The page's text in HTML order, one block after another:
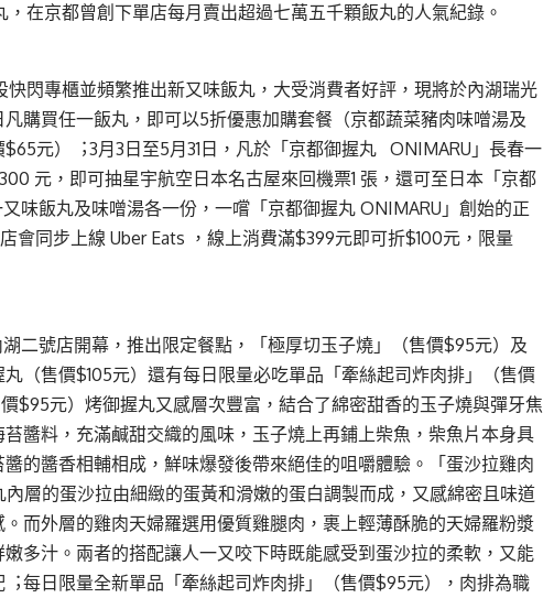
在京都曾創下單店每⽉賣出超過七萬五千顆飯丸的⼈氣紀錄。
閃專櫃並頻繁推出新⼜味飯丸，⼤受消費者好評，現將於內湖瑞光
購買任⼀飯丸，即可以5折優惠加購套餐（京都蔬菜豬⾁味噌湯及
$65元）︔3⽉3⽇至5⽉31⽇，凡於「京都御握丸 ONIMARU」長春⼀
元，即可抽星宇航空⽇本名古屋來回機票1 張，還可至⽇本「京都
味飯丸及味噌湯各⼀份，⼀嚐「京都御握丸 ONIMARU」創始的正
會同步上線 Uber Eats ，線上消費滿$399元即可折$100元，限量
湖⼆號店開幕，推出限定餐點，「極厚切⽟⼦燒」（售價$95元）及
丸（售價$105元）還有每⽇限量必吃單品「牽絲起司炸⾁排」（售價
$95元）烤御握丸⼜感層次豐富，結合了綿密甜⾹的⽟⼦燒與彈牙焦
醬料，充滿鹹甜交織的風味，⽟⼦燒上再鋪上柴⿂，柴⿂⽚本身具
的醬⾹相輔相成，鮮味爆發後帶來絕佳的咀嚼體驗。「蛋沙拉雞⾁
層的蛋沙拉由細緻的蛋⿈和滑嫩的蛋⽩調製⽽成，⼜感綿密且味道
⽽外層的雞⾁天婦羅選⽤優質雞腿⾁，裹上輕薄酥脆的天婦羅粉漿
多汁。兩者的搭配讓⼈⼀⼜咬下時既能感受到蛋沙拉的柔軟，又能
每⽇限量全新單品「牽絲起司炸⾁排」（售價$95元），⾁排為職